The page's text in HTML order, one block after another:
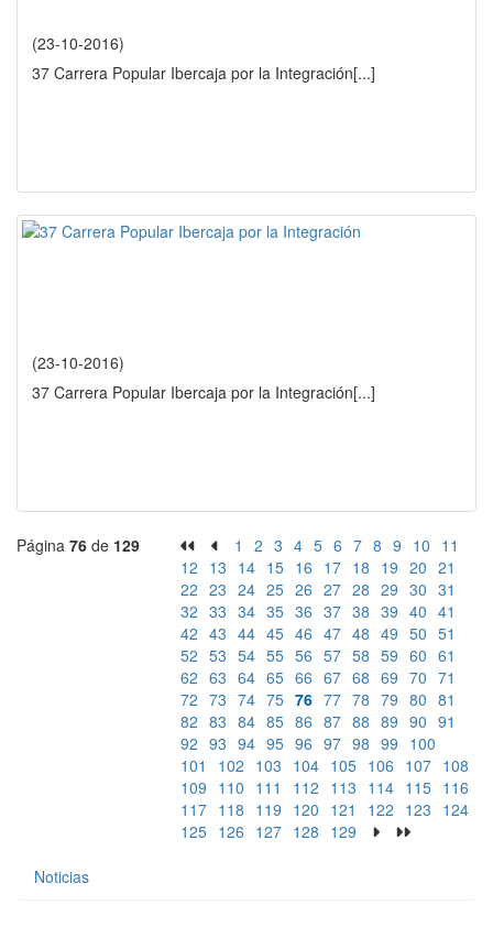
(23-10-2016)
37 Carrera Popular Ibercaja por la Integración[...]
(23-10-2016)
37 Carrera Popular Ibercaja por la Integración[...]
Página 76 de 129 1 2 3 4 5 6 7 8 9 10 11
12 13 14 15 16 17 18 19 20 21
22 23 24 25 26 27 28 29 30 31
32 33 34 35 36 37 38 39 40 41
42 43 44 45 46 47 48 49 50 51
52 53 54 55 56 57 58 59 60 61
62 63 64 65 66 67 68 69 70 71
72 73 74 75 76 77 78 79 80 81
82 83 84 85 86 87 88 89 90 91
92 93 94 95 96 97 98 99 100
101
102 103 104 105 106 107 108
109 110 111 112 113 114 115 116
117 118 119 120 121 122 123 124
125 126 127 128 129
Noticias